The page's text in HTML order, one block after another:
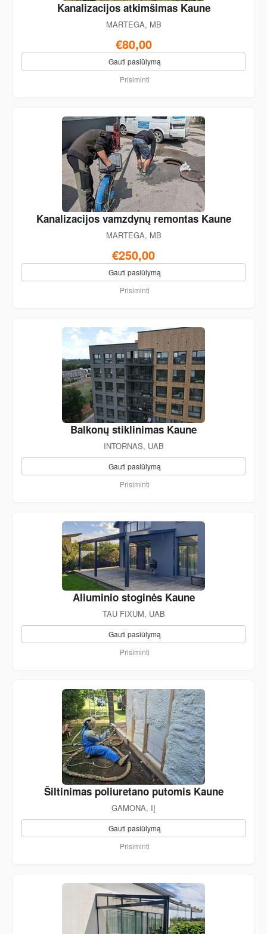
Kanalizacijos atkimšimas Kaune
MARTEGA, MB
€80,00
Gauti pasiūlymą
Prisiminti
Kanalizacijos vamzdynų remontas Kaune
MARTEGA, MB
€250,00
Gauti pasiūlymą
Prisiminti
Balkonų stiklinimas Kaune
INTORNAS, UAB
Gauti pasiūlymą
Prisiminti
Aliuminio stoginės Kaune
TAU FIXUM, UAB
Gauti pasiūlymą
Prisiminti
Šiltinimas poliuretano putomis Kaune
GAMONA, IĮ
Gauti pasiūlymą
Prisiminti